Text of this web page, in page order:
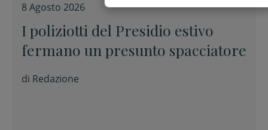
8 Agosto 2026
I poliziotti del Presidio estivo
fermano un presunto spacciatore
di Redazione